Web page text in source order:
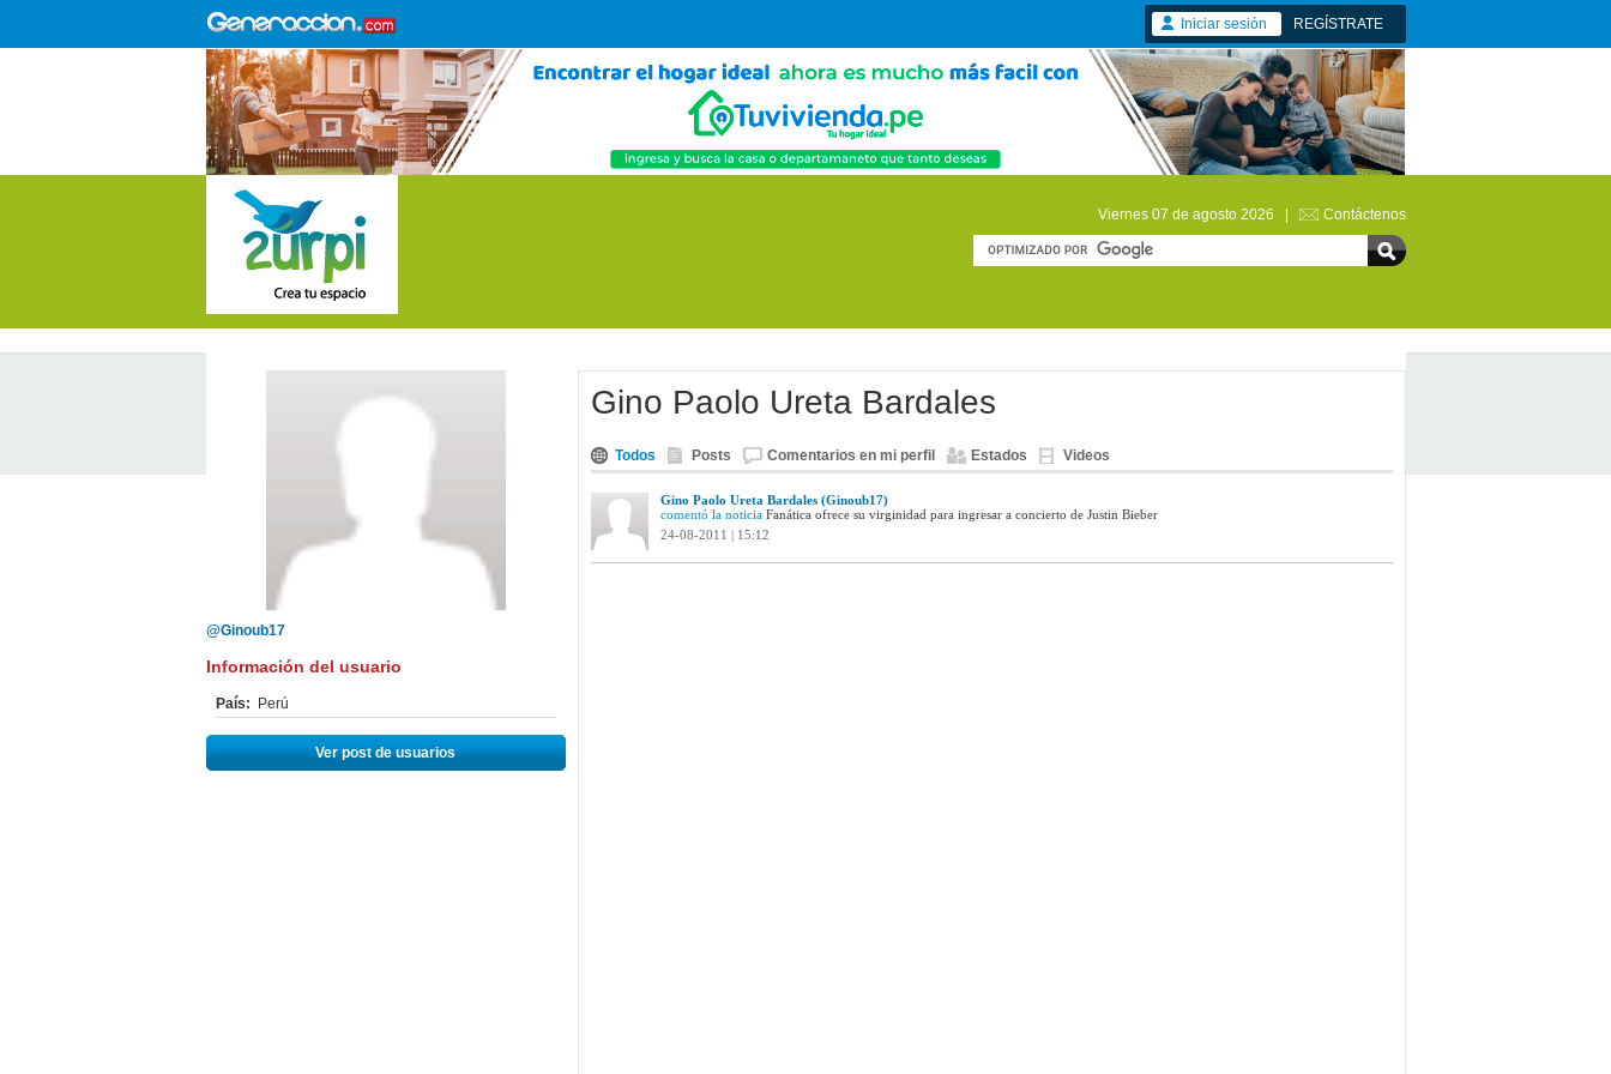
Iniciar sesión REGÍSTRATE
Viernes 07 de agosto 2026 | Contáctenos
@Ginoub17
Información del usuario
País: Perú
Ver post de usuarios
Gino Paolo Ureta Bardales
Todos Posts Comentarios en mi perfil Estados Videos
Gino Paolo Ureta Bardales (Ginoub17)
comentó la noticia Fanática ofrece su virginidad para ingresar a concierto de Justin Bieber
24-08-2011 | 15:12